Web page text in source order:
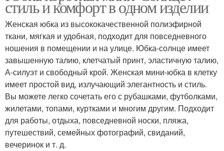
стиль и комфорт в одном изделии
Женская юбка из высококачественной полиэфирной
ткани, мягкая и удобная, подходит для повседневного
ношения в помещении и на улице. Юбка-солнце имеет
завышенную талию, клетчатый принт, эластичную талию,
А-силуэт и свободный крой. Женская мини-юбка в клетку
имеет простой вид, излучающий элегантность и стиль.
Вы можете легко сочетать его с рубашками, футболками,
жилетами, топами, куртками и многим другим. Подходит
для работы, отдыха, повседневной носки, пляжа,
путешествий, семейных фотографий, свиданий,
вечеринок и т. д.